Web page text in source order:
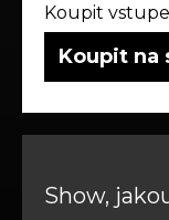
Koupit
Koupit na
Show,